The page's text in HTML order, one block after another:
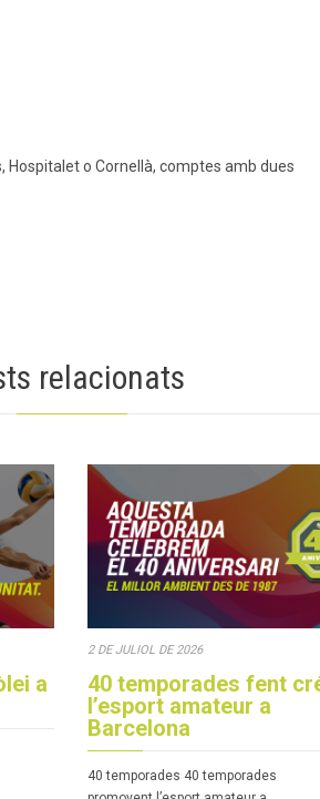
Hospitalet o Cornellà, comptes amb dues
relacionats
a
2 DE JULIOL DE 2026
40 temporades fent
l’esport amateur a
Barcelona
40 temporades 40 temporades